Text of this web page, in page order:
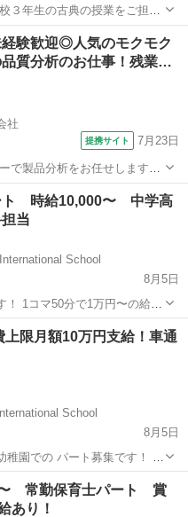
３年生の古典の授業をご担当
火曜（１コマ）水曜（３コ
計16コマを想定しておりま
経験歓迎◎人気のモクモク
質分析のお仕事！残業…
社
提携サイト 7月23日
で製品分析をお任せします！
OKです！ ＜具体的に
料・粉末調味料）分析 ◆秤
時給10,000〜 中学高
当
School
8月5日
1コマ50分で1万円〜の給料
きます。 英語、国語 、数学
で 週2日〜10コマ程度 コマ
上限月額10万円支給！車通
School
8月5日
園での パート募集です！ ブ
方！どなたでも大歓迎です！
？ 職員数 (保育園)
常勤保育士パート 賞
あり！